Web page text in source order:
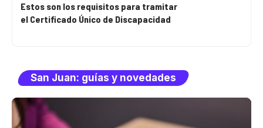
San Juan: guías y novedades
Estos son los requisitos para tramitar
el Certificado Único de Discapacidad